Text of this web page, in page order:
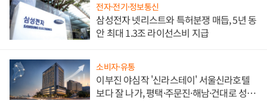
전자·전기·정보통신
삼성전자 넷리스트와 특허분쟁 매듭, 5년 동
안 최대 1.3조 라이선스비 지급
소비자·유통
이부진 야심작 '신라스테이' 서울신라호텔
보다 잘 나가, 평택·주문진·해남·건대로 성